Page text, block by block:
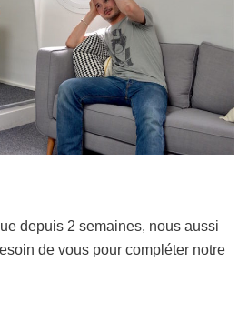
depuis 2 semaines, nous aussi
de vous pour compléter notre